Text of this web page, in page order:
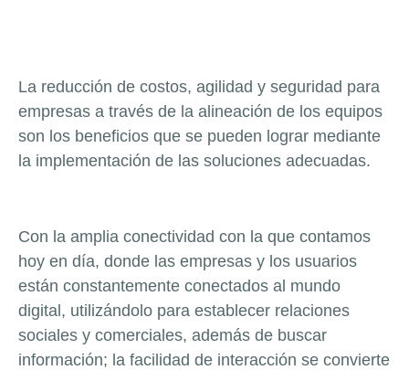
La reducción de costos, agilidad y seguridad para
empresas a través de la alineación de los equipos
son los beneficios que se pueden lograr mediante
la implementación de las soluciones adecuadas.
Con la amplia conectividad con la que contamos
hoy en día, donde las empresas y los usuarios
están constantemente conectados al mundo
digital, utilizándolo para establecer relaciones
sociales y comerciales, además de buscar
información; la facilidad de interacción se convierte